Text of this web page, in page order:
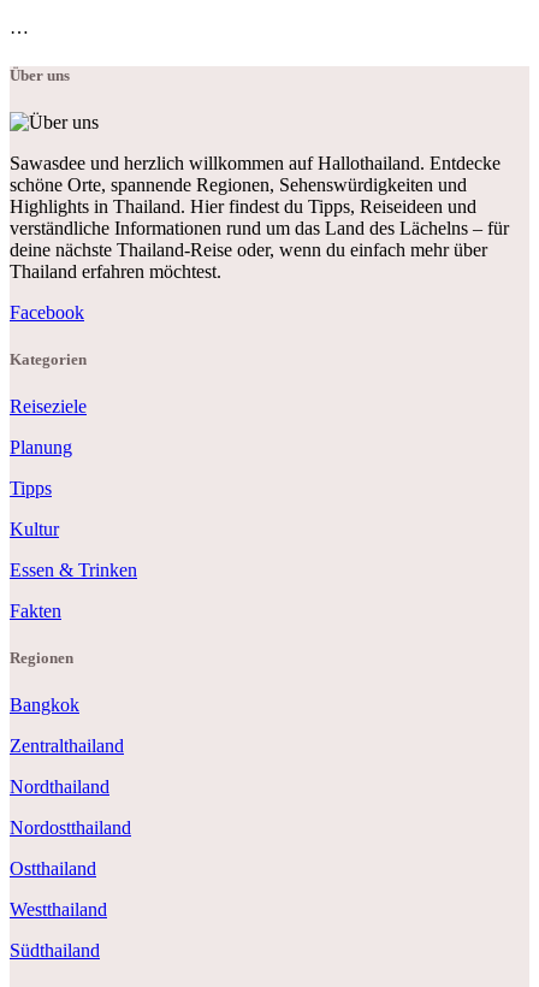
…
Über uns
Sawasdee und herzlich willkommen auf Hallothailand. Entdecke
schöne Orte, spannende Regionen, Sehenswürdigkeiten und
Highlights in Thailand. Hier findest du Tipps, Reiseideen und
verständliche Informationen rund um das Land des Lächelns – für
deine nächste Thailand-Reise oder, wenn du einfach mehr über
Thailand erfahren möchtest.
Facebook
Kategorien
Reiseziele
Planung
Tipps
Kultur
Essen & Trinken
Fakten
Regionen
Bangkok
Zentralthailand
Nordthailand
Nordostthailand
Ostthailand
Westthailand
Südthailand